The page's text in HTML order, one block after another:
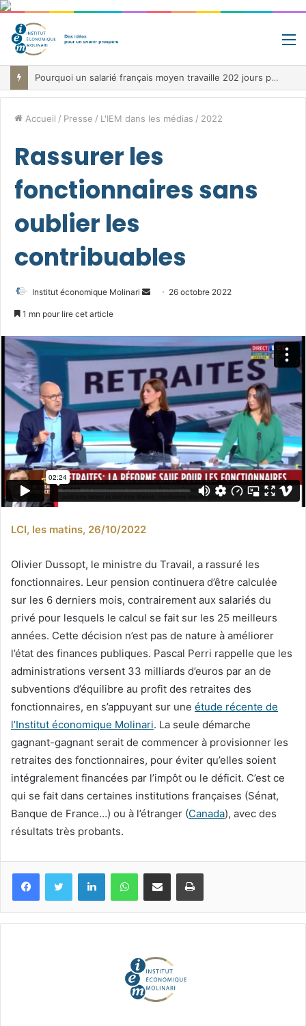
Pourquoi un salarié français moyen travaille 202 jours par an pour financer impôts et cotisations, un record dans toute l’Union européenne
Accueil / Presse / L'IEM dans les médias / 2022
Rassurer les
fonctionnaires sans
oublier les
contribuables
Institut économique Molinari
Envoyer26 octobre 2022
1 mn pour lire cet article
LCI, les matins, 26/10/2022
Olivier Dussopt, le ministre du Travail, a rassuré les
fonctionnaires. Leur pension continuera d’être calculée
sur les 6 derniers mois, contrairement aux salariés du
privé pour lesquels le calcul se fait sur les 25 meilleurs
années. Cette décision n’est pas de nature à améliorer
l’état des finances publiques. Pascal Perri rappelle que les
administrations versent 33 milliards d’euros par an de
subventions d’équilibre au profit des retraites des
fonctionnaires, en s’appuyant sur une étude récente de
l’Institut économique Molinari. La seule démarche
gagnant-gagnant serait de commencer à provisionner les
retraites des fonctionnaires, pour éviter qu’elles soient
intégralement financées par l’impôt ou le déficit. C’est ce
qui se fait dans certaines institutions françaises (Sénat,
Banque de France…) ou à l’étranger (Canada), avec des
résultats très probants.
FacebookTwitter LinkedinWhatsApp
Partagez par mail Imprimez